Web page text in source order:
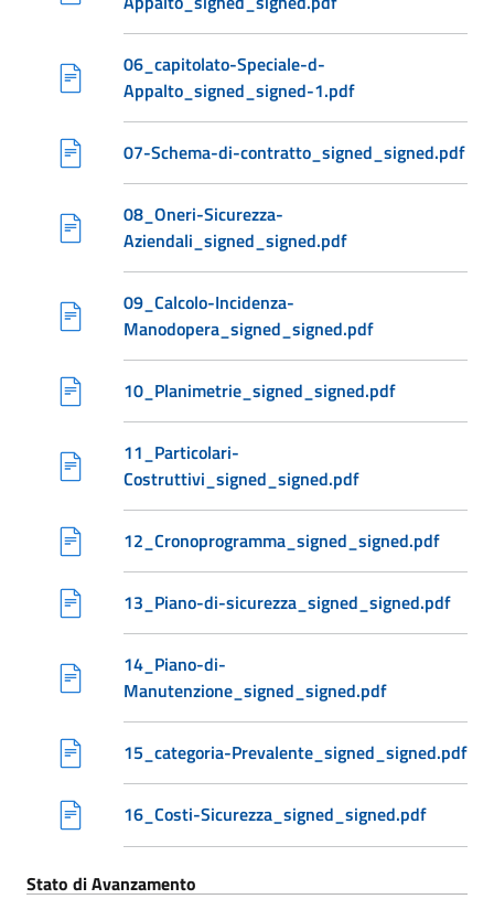
06_capitolato-Speciale-d-
Appalto_signed_signed-1.pdf
07-Schema-di-contratto_signed_signed.pdf
08_Oneri-Sicurezza-
Aziendali_signed_signed.pdf
09_Calcolo-Incidenza-
Manodopera_signed_signed.pdf
10_Planimetrie_signed_signed.pdf
11_Particolari-
Costruttivi_signed_signed.pdf
12_Cronoprogramma_signed_signed.pdf
13_Piano-di-sicurezza_signed_signed.pdf
14_Piano-di-
Manutenzione_signed_signed.pdf
15_categoria-Prevalente_signed_signed.pdf
16_Costi-Sicurezza_signed_signed.pdf
Stato di Avanzamento